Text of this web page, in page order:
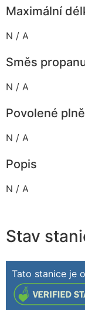
Maximální
N / A
Směs
N / A
Povolené
N / A
Popis
N / A
Stav
Tato stanice je